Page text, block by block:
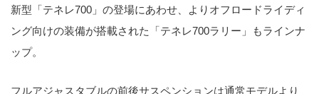
新型「テネレ700」の登場にあわせ、よりオフロードライディ
ング向けの装備が搭載された「テネレ700ラリー」もラインナ
ップ。
フルアジャスタブルの前後サスペンションは通常モデルより